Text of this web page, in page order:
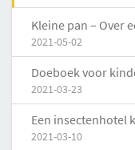
Kleine pan – Over
2021-05-02
Doeboek voor
2021-03-23
Een insectenhotel
2021-03-10